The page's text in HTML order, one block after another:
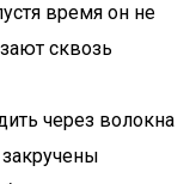
время он не
сквозь
через волокна
закручены